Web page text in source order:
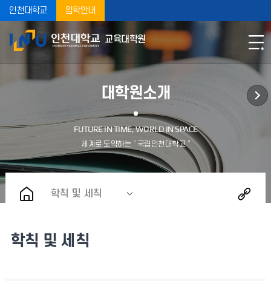
인천대학교 입학안내
교육대학원
대학원소개
학칙 및 세칙
학칙 및 세칙